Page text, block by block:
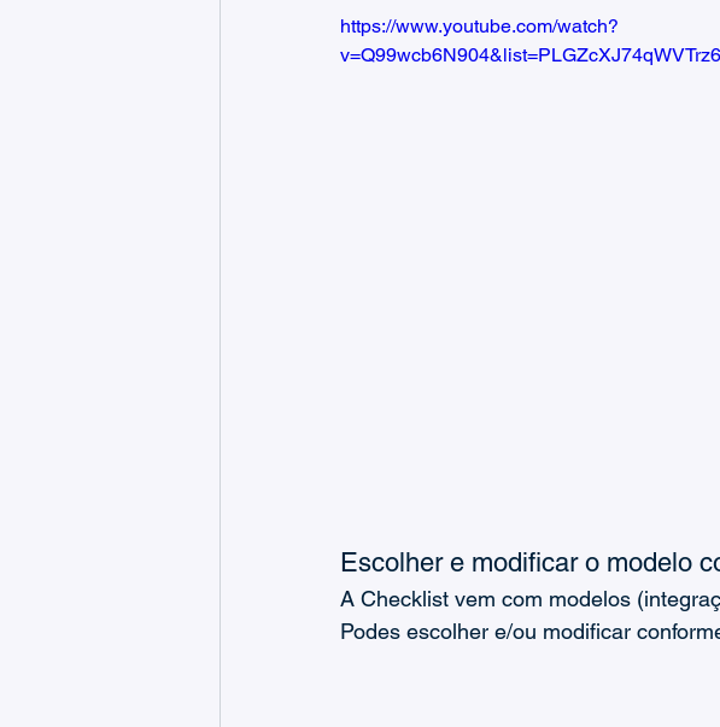
https://www.youtube.com/watch?
Escolher e modificar o modelo
A Checklist vem com modelos
Podes escolher e/ou modificar